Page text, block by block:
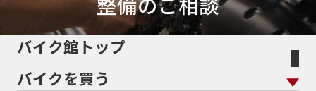
バイク館トップ
バイクを買う